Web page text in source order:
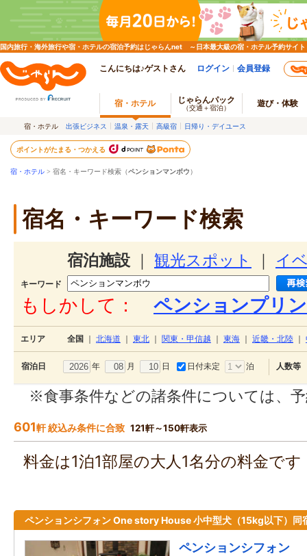
国内旅行・海外旅行や宿・ホテルの宿泊予約はじゃらんnet ～日本最大級の宿・ホテル予約サイト
こんにちは♪ゲストさん ログイン 会員登録
宿・ホテル じゃらんパック
（交通＋宿泊） 遊び・体験
宿・ホテル 出張ビジネス 温泉・露天 高級宿 日帰り・デイユース
ポイントがたまる・つかえる
宿・ホテル > 宿名・キーワード検索（ペンションマンボウ）
宿名・キーワード検索
宿泊施設 観光スポット イ
キーワード
もしかして： ペンションプリ
エリア 全国 北海道 東北 関東・甲信越 東海 近畿・北陸
宿泊日 年 月 日 日付未定 泊 人数等
※食事条件などの諸条件については、
601軒 絞込み条件に合致 121軒～150軒表示
料金は1泊1部屋の大人1名分の料金で
ペンションシフォン One story House 小中型犬（15kg以下）同
ペンションシフォン